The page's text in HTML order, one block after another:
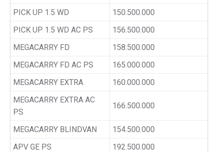
PICK UP 1.5 WD
150.500.000
PICK UP 1.5 WD AC PS
156.500.000
MEGACARRY FD
158.500.000
MEGACARRY FD AC PS
165.000.000
MEGACARRY EXTRA
160.000.000
MEGACARRY EXTRA AC
PS
166.500.000
MEGACARRY BLINDVAN
154.500.000
APV GE PS
192.500.000